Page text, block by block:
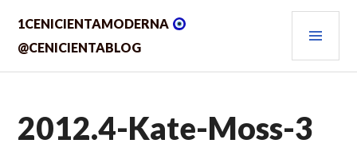
contenido.
1CENICIENTAMODERNA
@CENICIENTABLOG
2012.4-Kate-Moss-3